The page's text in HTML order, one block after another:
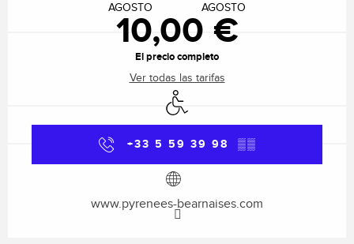
AGOSTO AGOSTO
10,00 €
El precio completo
Ver todas las tarifas
Acceso para minusválidos
+33 5 59 39 98 ▒▒
www.pyrenees-bearnaises.com